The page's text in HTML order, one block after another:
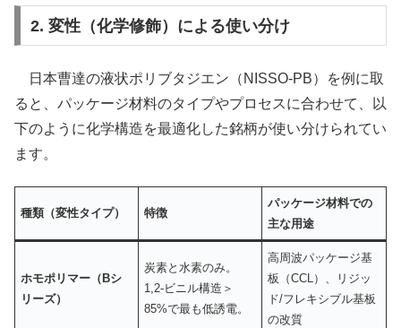
2. 変性（化学修飾）による使い分け
日本曹達の液状ポリブタジエン（NISSO-PB）を例に取
ると、パッケージ材料のタイプやプロセスに合わせて、以
下のように化学構造を最適化した銘柄が使い分けられてい
ます。
種類（変性タイプ） 特徴
パッケージ材料での
主な用途
ホモポリマー（Bシ
リーズ）
炭素と水素のみ。
1,2-ビニル構造＞
85%で最も低誘電。
高周波パッケージ基
板（CCL）、リジッ
ド/フレキシブル基板
の改質